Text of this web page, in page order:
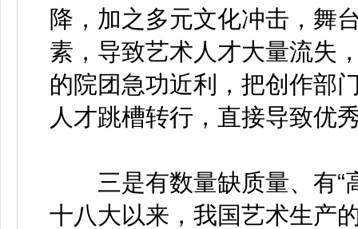
降，加之多元文化冲击，舞
素，导致艺术人才大量流失
的院团急功近利，把创作部
人才跳槽转行，直接导致优
三是有数量缺质量、有“高
十八大以来，我国艺术生产